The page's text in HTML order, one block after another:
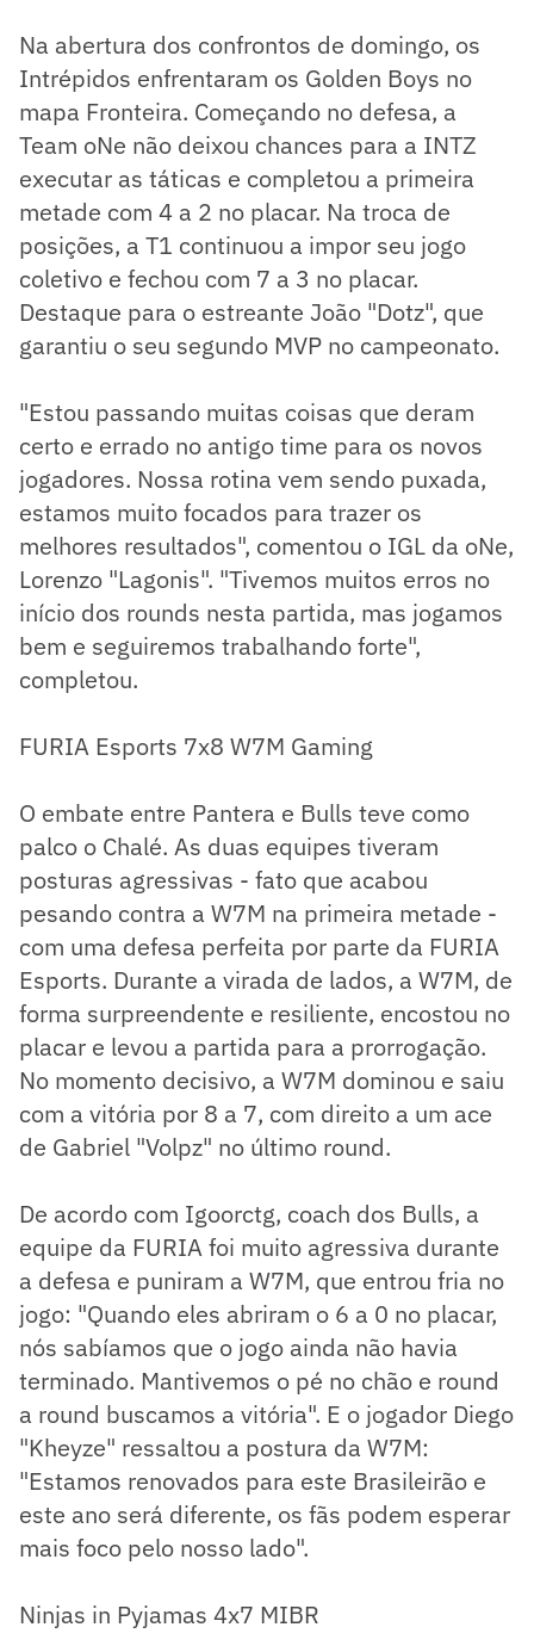
Na abertura dos confrontos de domingo, os
Intrépidos enfrentaram os Golden Boys no
mapa Fronteira. Começando no defesa, a
Team oNe não deixou chances para a INTZ
executar as táticas e completou a primeira
metade com 4 a 2 no placar. Na troca de
posições, a T1 continuou a impor seu jogo
coletivo e fechou com 7 a 3 no placar.
Destaque para o estreante João "Dotz", que
garantiu o seu segundo MVP no campeonato.
"Estou passando muitas coisas que deram
certo e errado no antigo time para os novos
jogadores. Nossa rotina vem sendo puxada,
estamos muito focados para trazer os
melhores resultados", comentou o IGL da oNe,
Lorenzo "Lagonis". "Tivemos muitos erros no
início dos rounds nesta partida, mas jogamos
bem e seguiremos trabalhando forte",
completou.
FURIA Esports 7x8 W7M Gaming
O embate entre Pantera e Bulls teve como
palco o Chalé. As duas equipes tiveram
posturas agressivas - fato que acabou
pesando contra a W7M na primeira metade -
com uma defesa perfeita por parte da FURIA
Esports. Durante a virada de lados, a W7M, de
forma surpreendente e resiliente, encostou no
placar e levou a partida para a prorrogação.
No momento decisivo, a W7M dominou e saiu
com a vitória por 8 a 7, com direito a um ace
de Gabriel "Volpz" no último round.
De acordo com Igoorctg, coach dos Bulls, a
equipe da FURIA foi muito agressiva durante
a defesa e puniram a W7M, que entrou fria no
jogo: "Quando eles abriram o 6 a 0 no placar,
nós sabíamos que o jogo ainda não havia
terminado. Mantivemos o pé no chão e round
a round buscamos a vitória". E o jogador Diego
"Kheyze" ressaltou a postura da W7M:
"Estamos renovados para este Brasileirão e
este ano será diferente, os fãs podem esperar
mais foco pelo nosso lado".
Ninjas in Pyjamas 4x7 MIBR